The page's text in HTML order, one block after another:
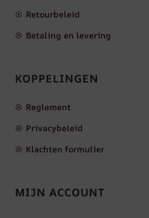
Retourbeleid
Betaling en levering
KOPPELINGEN
Reglement
Privacybeleid
Klachten formulier
MIJN ACCOUNT